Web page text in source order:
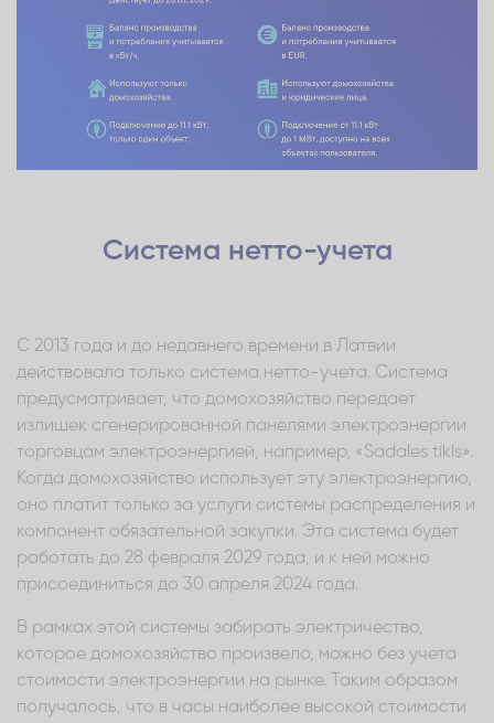
Система нетто-учета
С 2013 года и до недавнего времени в Латвии
действовала только система нетто-учета. Система
предусматривает, что домохозяйство передает
излишек сгенерированной панелями электроэнергии
торговцам электроэнергией, например, «Sadales tīkls».
Когда домохозяйство использует эту электроэнергию,
оно платит только за услуги системы распределения и
компонент обязательной закупки. Эта система будет
работать до 28 февраля 2029 года, и к ней можно
присоединиться до 30 апреля 2024 года.
В рамках этой системы забирать электричество,
которое домохозяйство произвело, можно без учета
стоимости электроэнергии на рынке. Таким образом
получалось, что в часы наиболее высокой стоимости